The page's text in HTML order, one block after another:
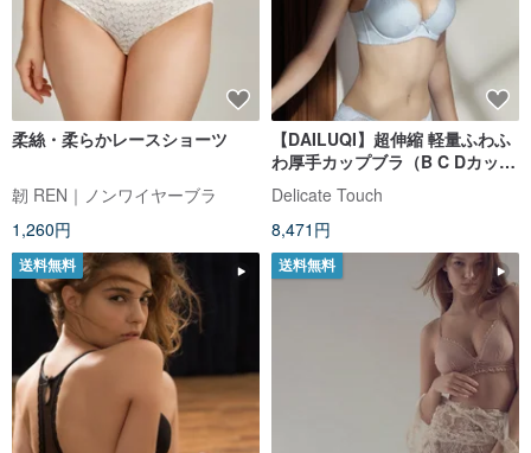
柔絲・柔らかレースショーツ
韌 REN｜ノンワイヤーブラ
1,260円
【DAILUQI】超伸縮 軽量ふわふ
わ厚手カップブラ（B C Dカッ
プ）/ クラウドブルー
Delicate Touch
8,471円
送料無料 送料無料